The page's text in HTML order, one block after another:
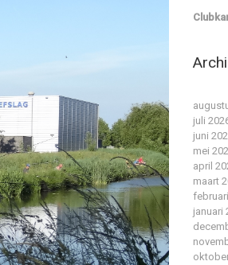
juli
juni
mei
april
maart
januari